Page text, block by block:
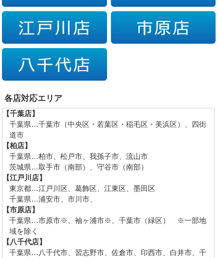
各店対応エリア
【千葉店】
千葉県…千葉市（中央区・若葉区・稲毛区・美浜区）、四街
道市
【柏店】
千葉県…柏市、松戸市、我孫子市、流山市
茨城県…取手市（南部）、守谷市（南部）
【江戸川店】
東京都…江戸川区、葛飾区、江東区、墨田区
千葉県…浦安市、市川市、
【市原店】
千葉県…市原市※、袖ヶ浦市※、千葉市（緑区） ※一部地
域を除く
【八千代店】
千葉県…八千代市、習志野市、佐倉市、印西市、白井市、千